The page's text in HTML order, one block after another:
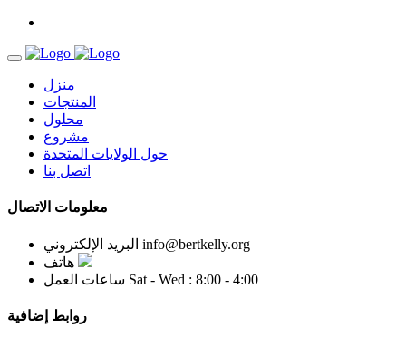
منزل
المنتجات
محلول
مشروع
حول الولايات المتحدة
اتصل بنا
معلومات الاتصال
البريد الإلكتروني info@bertkelly.org
هاتف
ساعات العمل Sat - Wed : 8:00 - 4:00
روابط إضافية